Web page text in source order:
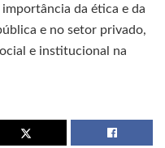
da ética e da
e no setor privado,
e institucional na